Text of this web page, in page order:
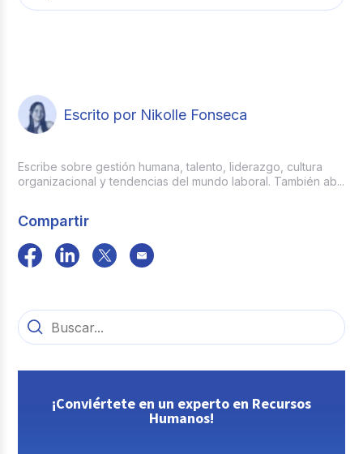
Trabajo).
Escrito por Nikolle Fonseca
Escribe sobre gestión humana, talento, liderazgo, cultura
organizacional y tendencias del mundo laboral. También ab...
Compartir
¡Conviértete en un experto en Recursos
Humanos!